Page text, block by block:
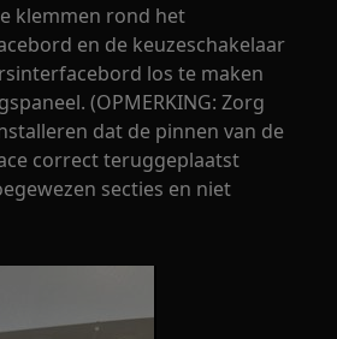
klemmen rond het
en de keuzeschakelaar
los te maken
(OPMERKING: Zorg
dat de pinnen van de
correct teruggeplaatst
secties en niet